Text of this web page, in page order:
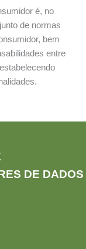
é, no
de normas
bem
entre
DE DADOS